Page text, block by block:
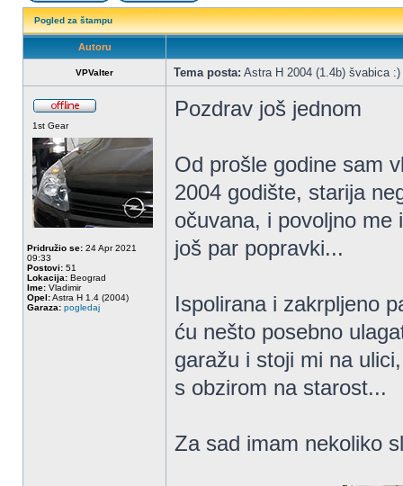
Pogled za štampu
Autoru
VPValter Tema posta: Astra H 2004 (1.4b) švabica :)
1st Gear
Pridružio se: 24 Apr 2021
09:33
Postovi: 51
Lokacija: Beograd
Ime: Vladimir
Opel:Astra H 1.4 (2004)
Garaza: pogledaj
Pozdrav još jednom
Od prošle godine sam
2004 godište, starija
očuvana, i povoljno me
još par popravki...
Ispolirana i zakrpljeno
ću nešto posebno
garažu i stoji mi na
s obzirom na starost...
Za sad imam nekoliko